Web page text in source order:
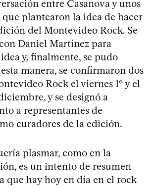
entre Casanova y unos
que plantearon la idea de hacer
del Montevideo Rock. Se
Daniel Martínez para
y, finalmente, se pudo
manera, se confirmaron dos
Rock el viernes 1º y el
y se designó a
a representantes de
curadores de la edición.
plasmar, como en la
es un intento de resumen
que hay hoy en día en el rock